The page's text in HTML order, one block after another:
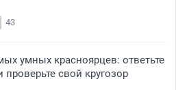
43
умных красноярцев: ответьте
проверьте свой кругозор